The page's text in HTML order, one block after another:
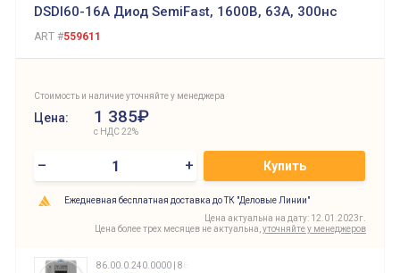
DSDI60-16A Диод SemiFast, 1600В, 63А, 300нс
ART #559611
Стоимость и наличие уточняйте у менеджера
Цена: 1 385₽
с НДС 22%
– + Купить
Ежедневная бесплатная доставка до ТК "Деловые Линии"
Цена актуальна на дату: 12.01.2023г.
Цена более трех месяцев не актуальна, уточняйте у менеджеров
86.00.0.240.0000 | 860002400000